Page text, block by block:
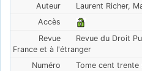
Laurent Richer,
Revue du Droit
France et à l'étranger
Tome cent